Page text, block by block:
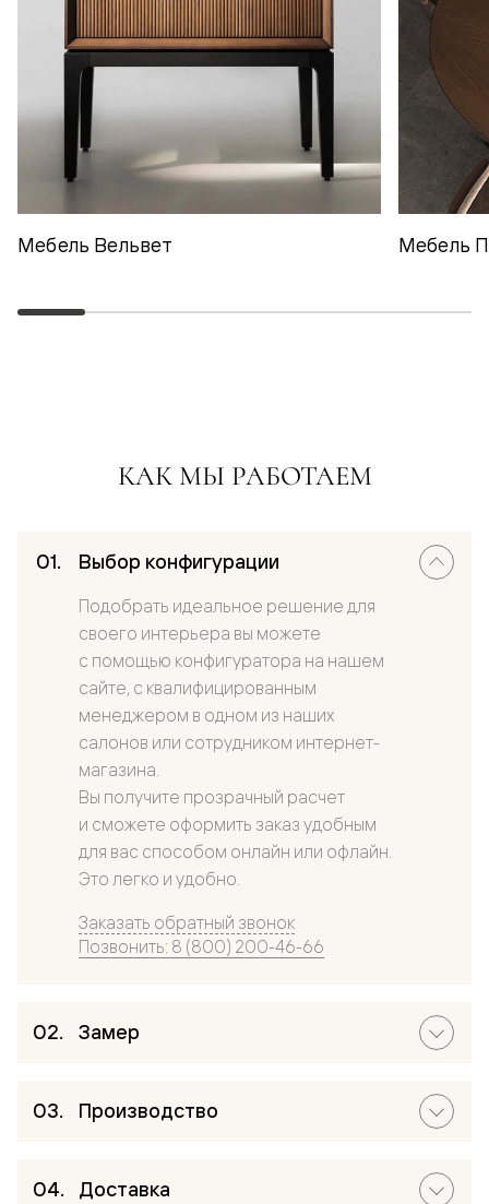
Мебель Вельвет Мебель
КАК МЫ РАБОТАЕМ
Выбор конфигурации
Подобрать идеальное решение для
своего интерьера вы можете
с помощью конфигуратора на нашем
сайте, с квалифицированным
менеджером в одном из наших
салонов или сотрудником интернет-
магазина.
Вы получите прозрачный расчет
и сможете оформить заказ удобным
для вас способом онлайн или офлайн.
Это легко и удобно.
Заказать обратный звонок
Позвонить: 8 (800) 200-46-66
Замер
Производство
Доставка